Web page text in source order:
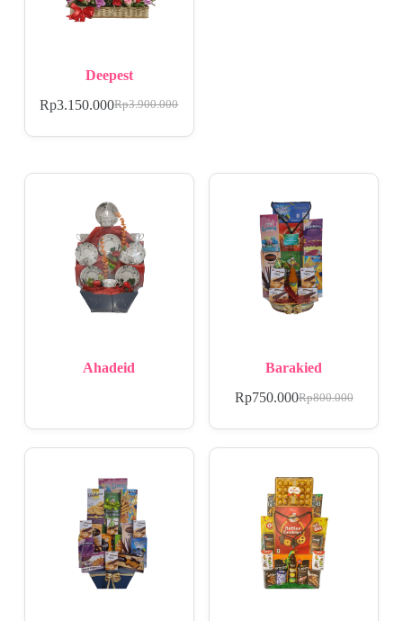
Deepest
Rp3.900.000
Rp3.150.000
Ahadeid Barakied
Rp800.000
Rp750.000